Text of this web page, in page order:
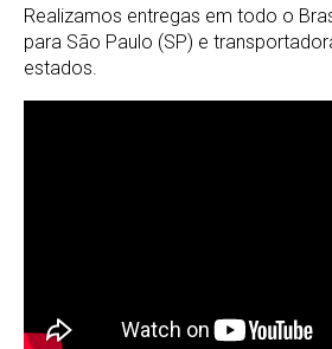
Realizamos entregas em todo o
para São Paulo (SP) e
estados.